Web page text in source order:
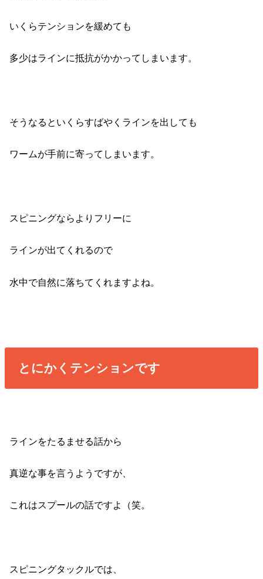
いくらテンションを緩めても
多少はラインに抵抗がかかってしまいます。
そうなるといくらすばやくラインを出しても
ワームが手前に寄ってしまいます。
スピニングならよりフリーに
ラインが出てくれるので
水中で自然に落ちてくれますよね。
とにかくテンションです
ラインをたるませる話から
真逆な事を言うようですが、
これはスプールの話ですよ（笑。
スピニングタックルでは、